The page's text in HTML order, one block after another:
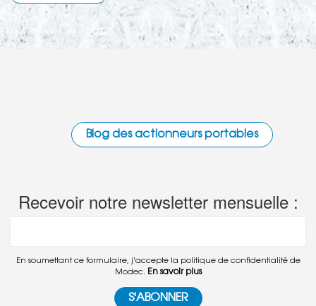
Blog des actionneurs portables
Recevoir notre newsletter mensuelle :
En soumettant ce formulaire, j'accepte la politique de confidentialité de
Modec. En savoir plus